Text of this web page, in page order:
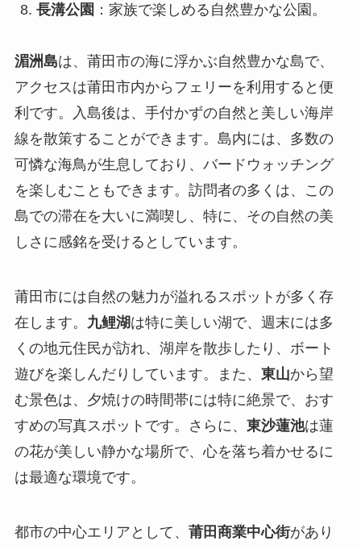
長溝公園 ：家族で楽しめる自然豊かな公園。
湄洲島は、莆田市の海に浮かぶ自然豊かな島で、
アクセスは莆田市内からフェリーを利用すると便
利です。入島後は、手付かずの自然と美しい海岸
線を散策することができます。島内には、多数の
可憐な海鳥が生息しており、バードウォッチング
を楽しむこともできます。訪問者の多くは、この
島での滞在を大いに満喫し、特に、その自然の美
しさに感銘を受けるとしています。
莆田市には自然の魅力が溢れるスポットが多く存
在します。 九鲤湖は特に美しい湖で、週末には多
くの地元住民が訪れ、湖岸を散歩したり、ボート
遊びを楽しんだりしています。また、 東山から望
む景色は、夕焼けの時間帯には特に絶景で、おす
すめの写真スポットです。さらに、 東沙蓮池は蓮
の花が美しい静かな場所で、心を落ち着かせるに
は最適な環境です。
都市の中心エリアとして、 莆田商業中心街があり